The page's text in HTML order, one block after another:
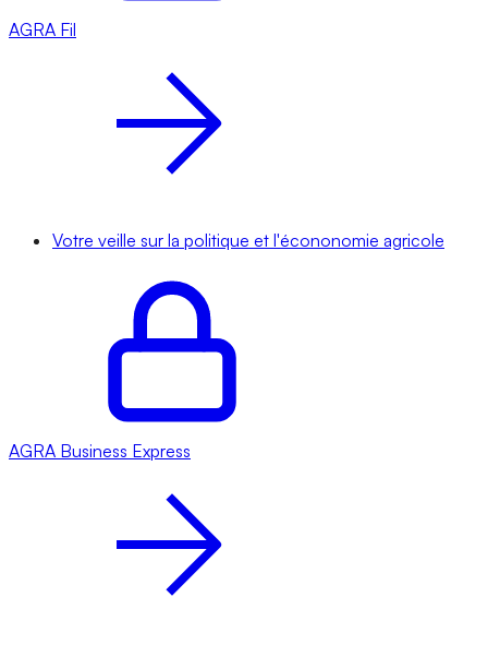
AGRA Fil
Votre veille sur la politique et l'écononomie agricole
AGRA Business Express